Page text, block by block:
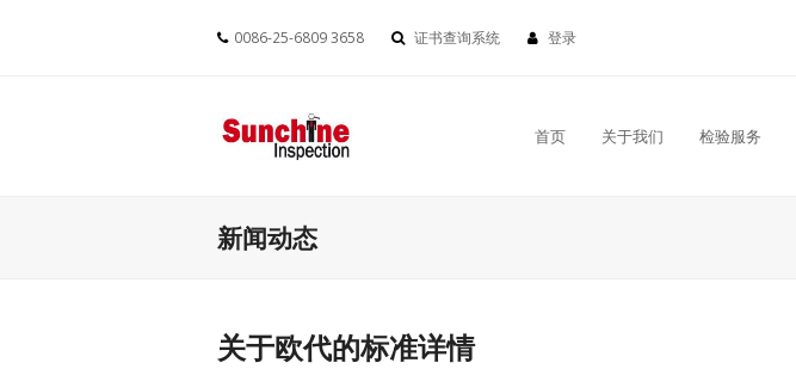
0086-25-6809 3658 证书查询系统 登录
首页 关于我们 检验服务
新闻动态
关于欧代的标准详情